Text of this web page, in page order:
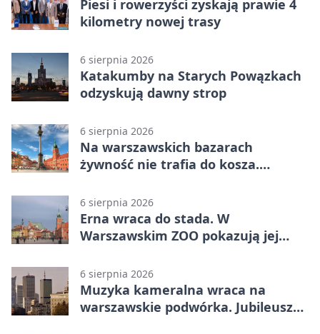
Piesi i rowerzyści zyskają prawie 4
kilometry nowej trasy
6 sierpnia 2026
Katakumby na Starych Powązkach
odzyskują dawny strop
6 sierpnia 2026
Na warszawskich bazarach
żywność nie trafia do kosza.
6 sierpnia 2026
Erna wraca do stada. W
Warszawskim ZOO pokazują jej
6 sierpnia 2026
Muzyka kameralna wraca na
warszawskie podwórka. Jubileusz